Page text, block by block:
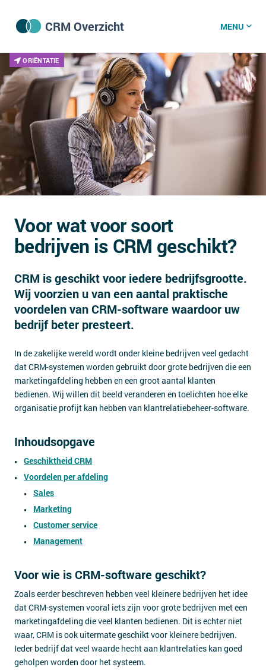
CRM Overzicht
CRM software
CRM kenniscentrum
CRM nieuws
Wat is CRM?
CRM vacatures
Over ons
Contact
MENU
ORIËNTATIE
Voor wat voor soort
bedrijven is CRM geschikt?
CRM is geschikt voor iedere bedrijfsgrootte.
Wij voorzien u van een aantal praktische
voordelen van CRM-software waardoor uw
bedrijf beter presteert.
In de zakelijke wereld wordt onder kleine bedrijven veel gedacht
dat CRM-systemen worden gebruikt door grote bedrijven die een
marketingafdeling hebben en een groot aantal klanten
bedienen. Wij willen dit beeld veranderen en toelichten hoe elke
organisatie profijt kan hebben van klantrelatiebeheer-software.
Inhoudsopgave
Geschiktheid CRM
Voordelen per afdeling
Sales
Marketing
Customer service
Management
Voor wie is CRM-software geschikt?
Zoals eerder beschreven hebben veel kleinere bedrijven het idee
dat CRM-systemen vooral iets zijn voor grote bedrijven met een
marketingafdeling die veel klanten bedienen. Dit is echter niet
waar, CRM is ook uitermate geschikt voor kleinere bedrijven.
Ieder bedrijf dat veel waarde hecht aan klantrelaties kan goed
geholpen worden door het systeem.